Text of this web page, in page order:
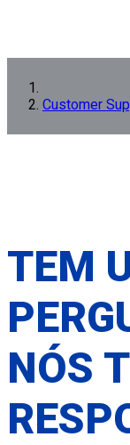
Customer
TEM
NÓS